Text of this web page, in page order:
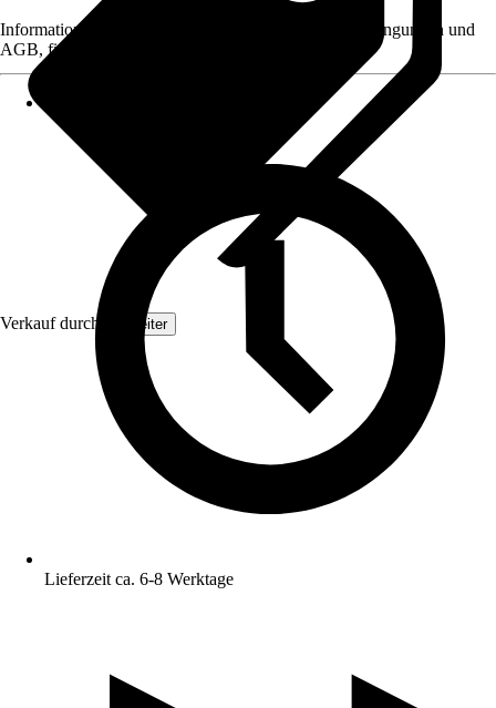
Verkauf durch: Topleiter
Informationen des Verkäufers, wie z. B. Rückgabebedingungen und
AGB, finden Sie bei Klick auf den Verkäufernamen.
Lieferzeit ca. 6-8 Werktage